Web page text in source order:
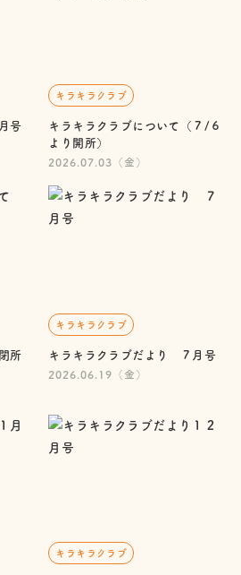
号
キラキラクラブ
キラキラクラブについて（７/６
より開所）
2026.07.03（金）
所
キラキラクラブ
キラキラクラブだより ７月号
2026.06.19（金）
キラキラクラブ